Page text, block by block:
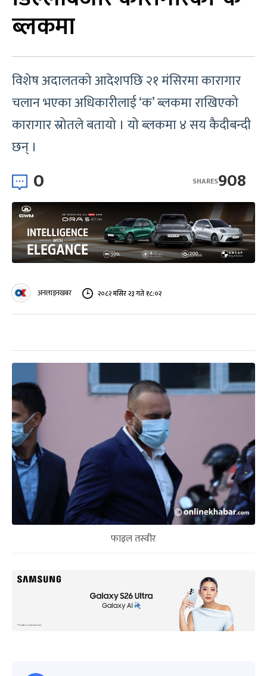
ब्लकमा
विशेष अदालतको आदेशपछि २१ मंसिरमा कारागार
चलान भएका अधिकारीलाई ‘क’ ब्लकमा राखिएको
कारागार स्रोतले बतायो । यो ब्लकमा ४ सय कैदीबन्दी
छन् ।
0 908
SHARES
अनलाइनखबर २०८२ मंसिर २३ गते १८:०२
फाइल तस्वीर